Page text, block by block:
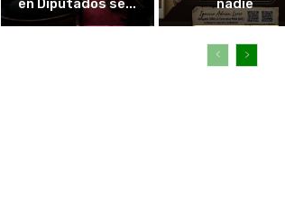
en Diputados se...
nadie